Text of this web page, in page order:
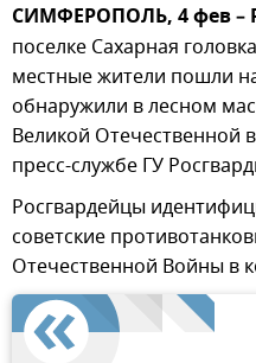
СИМФЕРОПОЛЬ, 4 фев –
поселке Сахарная
местные жители пошли
обнаружили в лесном
Великой Отечественной
пресс-службе ГУ
Росгвардейцы
советские
Отечественной Войны в